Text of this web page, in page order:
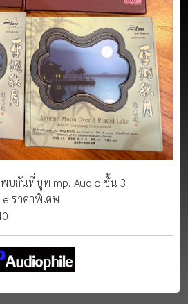
พบกันที่บูท mp. Audio ชั้น 3
ราคาพิเศษ